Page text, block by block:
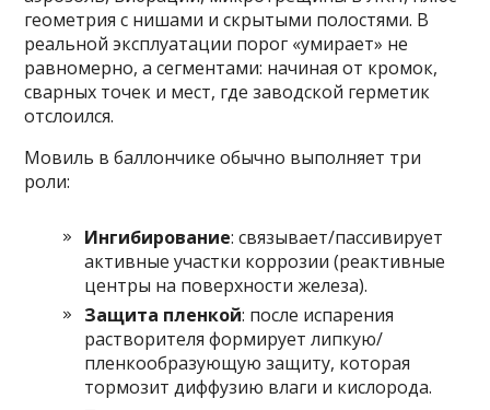
геометрия с нишами и скрытыми полостями. В
реальной эксплуатации порог «умирает» не
равномерно, а сегментами: начиная от кромок,
сварных точек и мест, где заводской герметик
отслоился.
Мовиль в баллончике обычно выполняет три
роли:
Ингибирование: связывает/пассивирует
активные участки коррозии (реактивные
центры на поверхности железа).
Защита пленкой: после испарения
растворителя формирует липкую/
пленкообразующую защиту, которая
тормозит диффузию влаги и кислорода.